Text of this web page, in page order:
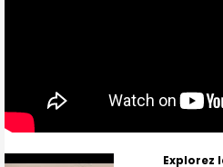
Explorez